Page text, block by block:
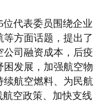
代表委员围绕企业
方面话题，提出了
公司融资成本，后疫
发展，加强航空物
航空燃料、为民航
航空政策、加快支线